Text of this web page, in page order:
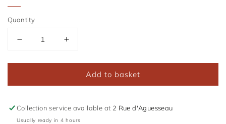
Quantity
Reduce
amount
Friulane
to
Black
Increase
amount
Friulane
to
Black
Add to basket
Collection service available at 2 Rue d'Aguesseau
Usually ready in 4 hours